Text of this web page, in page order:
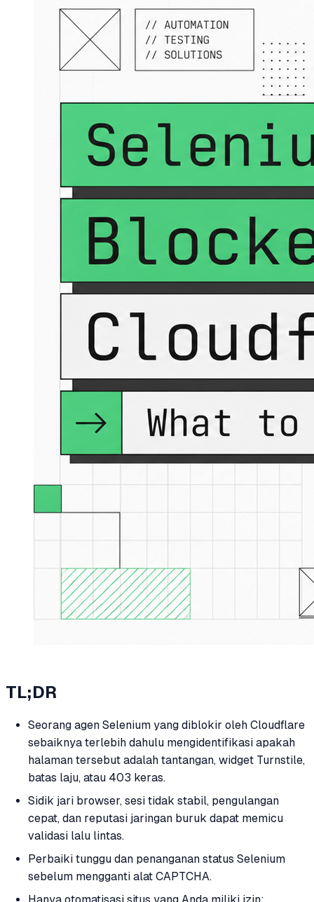
TL;DR
Seorang agen Selenium yang diblokir oleh Cloudflare
sebaiknya terlebih dahulu mengidentifikasi apakah
halaman tersebut adalah tantangan, widget Turnstile,
batas laju, atau 403 keras.
Sidik jari browser, sesi tidak stabil, pengulangan
cepat, dan reputasi jaringan buruk dapat memicu
validasi lalu lintas.
Perbaiki tunggu dan penanganan status Selenium
sebelum mengganti alat CAPTCHA.
Hanya otomatisasi situs yang Anda miliki izin;